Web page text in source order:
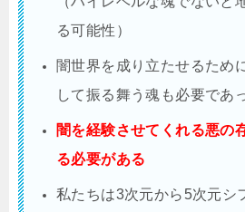
る可能性）
闇世界を成り立たせるため
して振る舞う魂も必要であ
闇を経験させてくれる悪の
る必要がある
私たちは3次元から5次元シ